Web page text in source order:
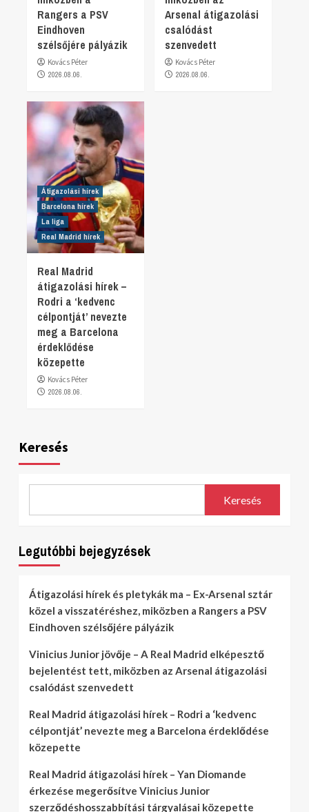
Rangers a PSV
Eindhoven
szélsőjére pályázik
Kovács Péter
2026.08.06.
Arsenal átigazolási
csalódást
szenvedett
Kovács Péter
2026.08.06.
Átigazolási hírek
Barcelona hírek
La liga
Real Madrid hírek
Real Madrid
átigazolási hírek –
Rodri a ‘kedvenc
célpontját’ nevezte
meg a Barcelona
érdeklődése
közepette
Kovács Péter
2026.08.06.
Keresés
Keresés
Legutóbbi bejegyzések
Átigazolási hírek és pletykák ma – Ex-Arsenal sztár
közel a visszatéréshez, miközben a Rangers a PSV
Eindhoven szélsőjére pályázik
Vinicius Junior jövője – A Real Madrid elképesztő
bejelentést tett, miközben az Arsenal átigazolási
csalódást szenvedett
Real Madrid átigazolási hírek – Rodri a ‘kedvenc
célpontját’ nevezte meg a Barcelona érdeklődése
közepette
Real Madrid átigazolási hírek – Yan Diomande
érkezése megerősítve Vinicius Junior
szerződéshosszabbítási tárgyalásai közepette